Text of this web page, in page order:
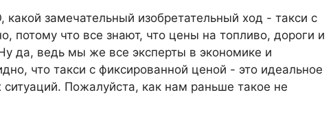
какой замечательный изобретательный ход - такси с
потому что все знают, что цены на топливо, дороги и
да, ведь мы же все эксперты в экономике и
что такси с фиксированной ценой - это идеальное
Пожалуйста, как нам раньше такое не